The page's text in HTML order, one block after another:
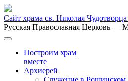
Сайт храма св. Николая
Русская Православная Церковь —
Построим храм
вместе
Архиерей
Служение в Рощинском